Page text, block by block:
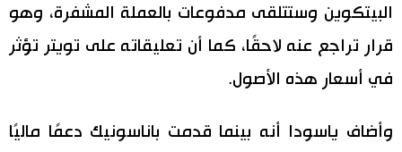
البيتكوين وستتلقى مدفوعات بالعملة المشفرة، وهو
قرار تراجع عنه لاحقًا، كما أن تعليقاته على تويتر تؤثر
في أسعار هذه الأصول.
وأضاف ياسودا أنه بينما قدمت باناسونيك دعمًا ماليًا